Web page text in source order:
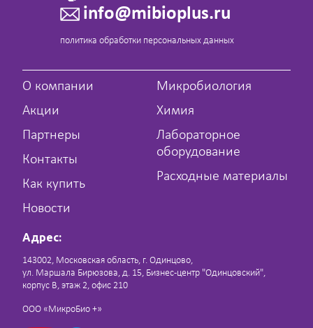
info@mibioplus.ru
политика обработки персональных данных
О компании
Акции
Партнеры
Контакты
Как купить
Новости
Микробиология
Химия
Лабораторное
оборудование
Расходные материалы
Адрес:
143002, Московская область, г. Одинцово,
ул. Маршала Бирюзова, д. 15, Бизнес-центр "Одинцовский",
корпус В, этаж 2, офис 210
ООО «МикроБио +»